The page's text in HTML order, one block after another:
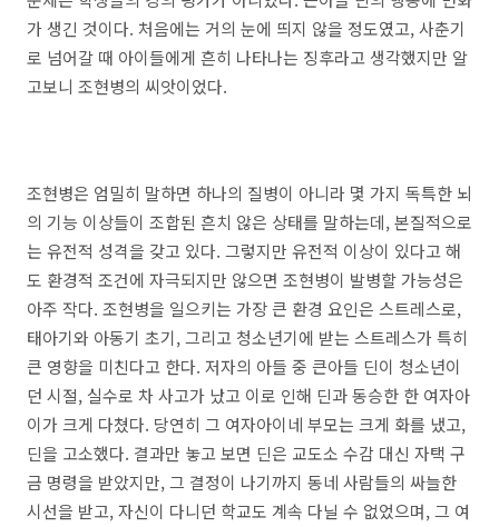
가 생긴 것이다. 처음에는 거의 눈에 띄지 않을 정도였고, 사춘기
로 넘어갈 때 아이들에게 흔히 나타나는 징후라고 생각했지만 알
고보니 조현병의 씨앗이었다.
조현병은 엄밀히 말하면 하나의 질병이 아니라 몇 가지 독특한 뇌
의 기능 이상들이 조합된 흔치 않은 상태를 말하는데, 본질적으로
는 유전적 성격을 갖고 있다. 그렇지만 유전적 이상이 있다고 해
도 환경적 조건에 자극되지만 않으면 조현병이 발병할 가능성은
아주 작다. 조현병을 일으키는 가장 큰 환경 요인은 스트레스로,
태아기와 아동기 초기, 그리고 청소년기에 받는 스트레스가 특히
큰 영향을 미친다고 한다. 저자의 아들 중 큰아들 딘이 청소년이
던 시절, 실수로 차 사고가 났고 이로 인해 딘과 동승한 한 여자아
이가 크게 다쳤다. 당연히 그 여자아이네 부모는 크게 화를 냈고,
딘을 고소했다. 결과만 놓고 보면 딘은 교도소 수감 대신 자택 구
금 명령을 받았지만, 그 결정이 나기까지 동네 사람들의 싸늘한
시선을 받고, 자신이 다니던 학교도 계속 다닐 수 없었으며, 그 여